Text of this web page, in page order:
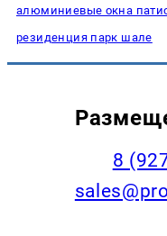
алюминиевые окна
резиденция парк шале
8